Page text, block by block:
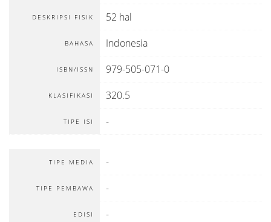
DESKRIPSI FISIK 52 hal
BAHASA Indonesia
ISBN/ISSN 979-505-071-0
KLASIFIKASI 320.5
TIPE ISI -
TIPE MEDIA -
TIPE PEMBAWA -
EDISI -